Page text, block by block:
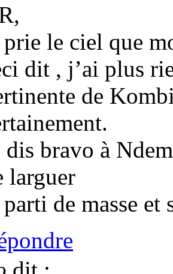
le ciel que
dit , j’ai plus
de
dis bravo à
larguer
de masse et